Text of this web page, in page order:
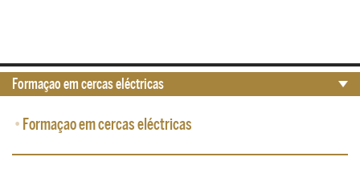
• Formaçao em cercas eléctricas
Formaçao em cercas eléctricas